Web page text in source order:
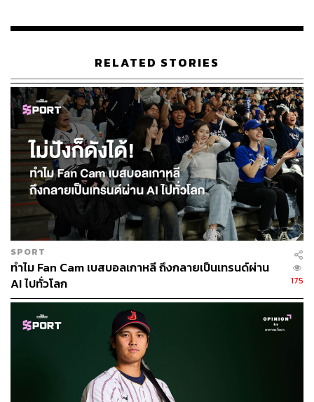
RELATED STORIES
SPORT
ทำไม Fan Cam เบสบอลเกาหลี ถึงกลายเป็นเทรนด์ผ่าน
AI ไปทั่วโลก
175